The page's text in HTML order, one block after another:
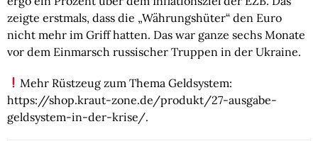
zeigte erstmals, dass die „Währungshüter“ den Euro
nicht mehr im Griff hatten. Das war ganze sechs Monate
vor dem Einmarsch russischer Truppen in der Ukraine.
Mehr Rüstzeug zum Thema Geldsystem:
https://shop.kraut-zone.de/produkt/27-ausgabe-
geldsystem-in-der-krise/.